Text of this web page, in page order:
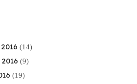
(14)
(9)
(19)